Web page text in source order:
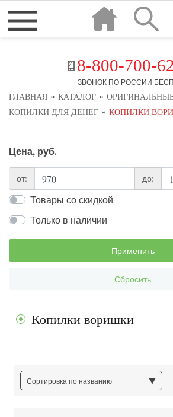
8-800-700-
ЗВОНОК ПО РОССИИ
ГЛАВНАЯ » КАТАЛОГ »
КОПИЛКИ ДЛЯ ДЕНЕГ » КОПИЛКИ
Цена, руб.
от: до:
Товары со скидкой
Только в наличии
Применить
Сбросить
Копилки воришки
Сортировка по названию